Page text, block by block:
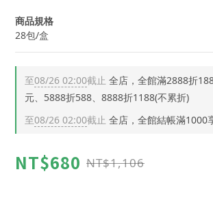
商品規格
28包/盒
至08/26 02:00截止 全店，全館滿2888折
元、5888折588、8888折1188(不累折)
至08/26 02:00截止 全店，全館結帳滿1000
NT$680 NT$1,106